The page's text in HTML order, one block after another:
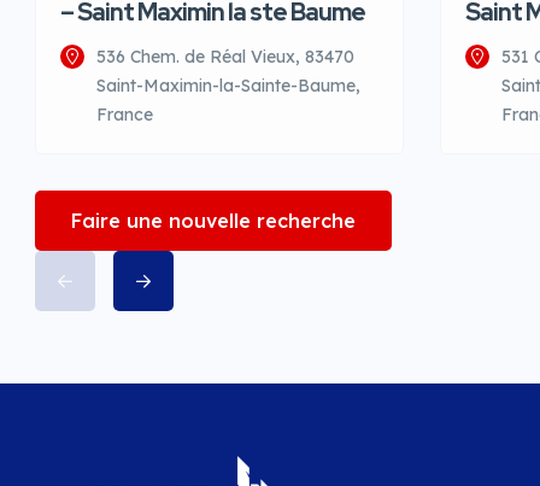
– Saint Maximin la ste Baume
536 Chem. de Réal Vieux, 83470
Saint-Maximin-la-Sainte-Baume,
France
Saint
531
Faire une nouvelle recherche